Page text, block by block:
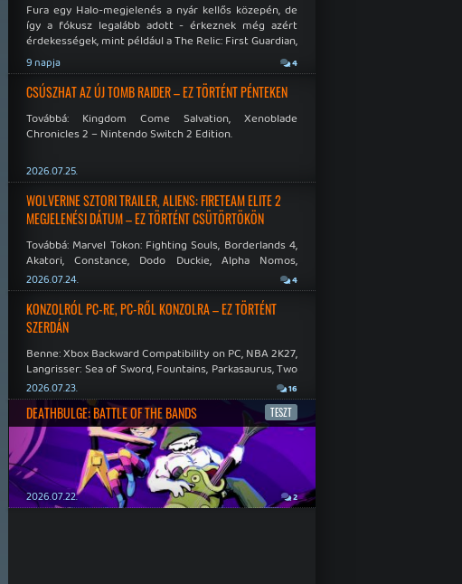
Fura egy Halo-megjelenés a nyár kellős közepén, de
így a fókusz legalább adott - érkeznek még azért
érdekességek, mint például a The Relic: First Guardian,
a Xenoblade Chronicles 2 és a Dispatch új átiratai vagy
éppen a Mistfall Hunter
9 napja 4
CSÚSZHAT AZ ÚJ TOMB RAIDER – EZ TÖRTÉNT PÉNTEKEN
Továbbá: Kingdom Come Salvation, Xenoblade
Chronicles 2 – Nintendo Switch 2 Edition.
2026.07.25.
WOLVERINE SZTORI TRAILER, ALIENS: FIRETEAM ELITE 2
MEGJELENÉSI DÁTUM – EZ TÖRTÉNT CSÜTÖRTÖKÖN
Továbbá: Marvel Tokon: Fighting Souls, Borderlands 4,
Akatori, Constance, Dodo Duckie, Alpha Nomos,
Sombras: Negative Frames.
2026.07.24. 4
KONZOLRÓL PC-RE, PC-RŐL KONZOLRA – EZ TÖRTÉNT
SZERDÁN
Benne: Xbox Backward Compatibility on PC, NBA 2K27,
Langrisser: Sea of Sword, Fountains, Parkasaurus, Two
Point Hospital: Full Health Collection.
2026.07.23. 16
DEATHBULGE: BATTLE OF THE BANDS TESZT
2026.07.22. 2